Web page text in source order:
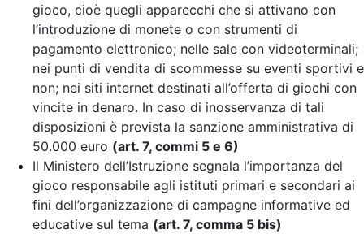
gioco, cioè quegli apparecchi che si attivano con
l’introduzione di monete o con strumenti di
pagamento elettronico; nelle sale con videoterminali;
nei punti di vendita di scommesse su eventi sportivi e
non; nei siti internet destinati all’offerta di giochi con
vincite in denaro. In caso di inosservanza di tali
disposizioni è prevista la sanzione amministrativa di
50.000 euro (art. 7, commi 5 e 6)
Il Ministero dell’Istruzione segnala l’importanza del
gioco responsabile agli istituti primari e secondari ai
fini dell’organizzazione di campagne informative ed
educative sul tema (art. 7, comma 5 bis)